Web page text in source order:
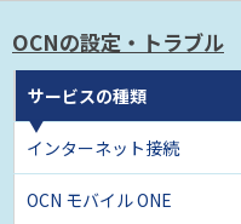
OCNの設定・トラブル
サービスの種類
インターネット接続
OCN モバイル ONE